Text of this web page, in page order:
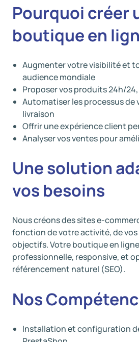
Pourquoi créer
boutique en
Augmenter votre visibilité et
audience mondiale
Proposer vos produits 24h/24,
Automatiser les processus de
livraison
Offrir une expérience client
Analyser vos ventes pour
Une solution
vos besoins
Nous créons des sites e-
fonction de votre activité, de
objectifs. Votre boutique en
professionnelle, responsive, et
référencement naturel (SEO).
Nos
Installation et configuration